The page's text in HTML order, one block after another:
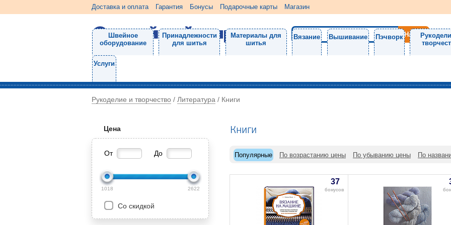
Доставка и оплата Гарантия Бонусы Подарочные карты Магазин
Швейное
оборудование
Принадлежности
для шитья
Материалы для
шитья
Вязание Вышивание Пэчворк
Услуги
Рукоделие и творчество / Литература / Книги
Цена
От До
1018 2622
Со скидкой
Книги
Популярные По возрастанию цены По убыванию цены По
37
бонусов